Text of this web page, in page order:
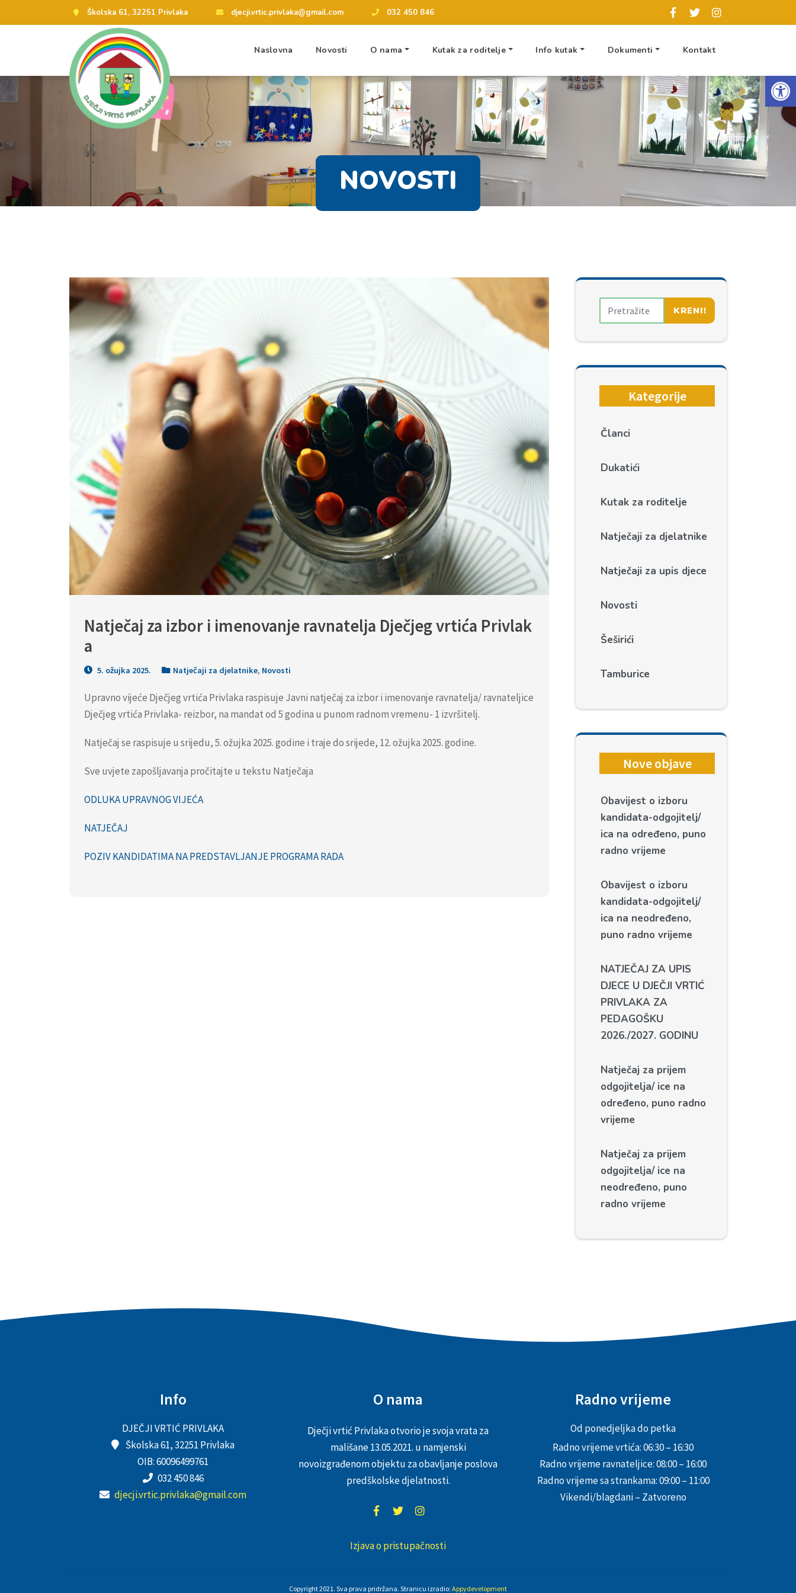
Školska 61, 32251 Privlaka djecji.vrtic.privlaka@gmail.com 032 450 846
Naslovna Novosti O nama Kutak za roditelje Info kutak Dokumenti Kontakt
NOVOSTI
Natječaj za izbor i imenovanje ravnatelja Dječjeg vrtića Privlak
a
5. ožujka 2025. Natječaji za djelatnike, Novosti
Upravno vijeće Dječjeg vrtića Privlaka raspisuje Javni natječaj za izbor i imenovanje ravnatelja/ ravnateljice
Dječjeg vrtića Privlaka- reizbor, na mandat od 5 godina u punom radnom vremenu- 1 izvršitelj.
Natječaj se raspisuje u srijedu, 5. ožujka 2025. godine i traje do srijede, 12. ožujka 2025. godine.
Sve uvjete zapošljavanja pročitajte u tekstu Natječaja
ODLUKA UPRAVNOG VIJEĆA
NATJEČAJ
POZIV KANDIDATIMA NA PREDSTAVLJANJE PROGRAMA RADA
KRENI!
Kategorije
Članci
Dukatići
Kutak za roditelje
Natječaji za djelatnike
Natječaji za upis djece
Novosti
Šeširići
Tamburice
Nove objave
Obavijest o izboru
kandidata-odgojitelj/
ica na određeno, puno
radno vrijeme
Obavijest o izboru
kandidata-odgojitelj/
ica na neodređeno,
puno radno vrijeme
NATJEČAJ ZA UPIS
DJECE U DJEČJI VRTIĆ
PRIVLAKA ZA
PEDAGOŠKU
2026./2027. GODINU
Natječaj za prijem
odgojitelja/ ice na
određeno, puno radno
vrijeme
Natječaj za prijem
odgojitelja/ ice na
neodređeno, puno
radno vrijeme
Info
DJEČJI VRTIĆ PRIVLAKA
Školska 61, 32251 Privlaka
OIB: 60096499761
032 450 846
djecji.vrtic.privlaka@gmail.com
O nama
Dječji vrtić Privlaka otvorio je svoja vrata za
mališane 13.05.2021. u namjenski
novoizgrađenom objektu za obavljanje poslova
predškolske djelatnosti.
Izjava o pristupačnosti
Radno vrijeme
Od ponedjeljka do petka
Radno vrijeme vrtića: 06:30 – 16:30
Radno vrijeme ravnateljice: 08:00 – 16:00
Radno vrijeme sa strankama: 09:00 – 11:00
Vikendi/blagdani – Zatvoreno
Copyright 2021. Sva prava pridržana. Stranicu izradio: Appydevelopment